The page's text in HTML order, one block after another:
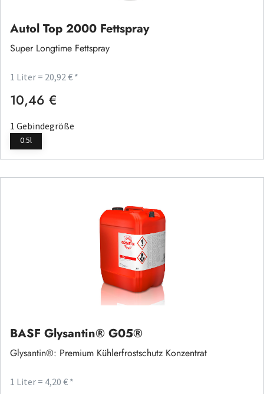
Autol Top 2000 Fettspray
Super Longtime Fettspray
1 Liter = 20,92 € *
Regulärer Preis:
10,46 €
1 Gebindegröße
0.5l
BASF Glysantin® G05®
Glysantin®: Premium Kühlerfrostschutz Konzentrat
1 Liter = 4,20 € *